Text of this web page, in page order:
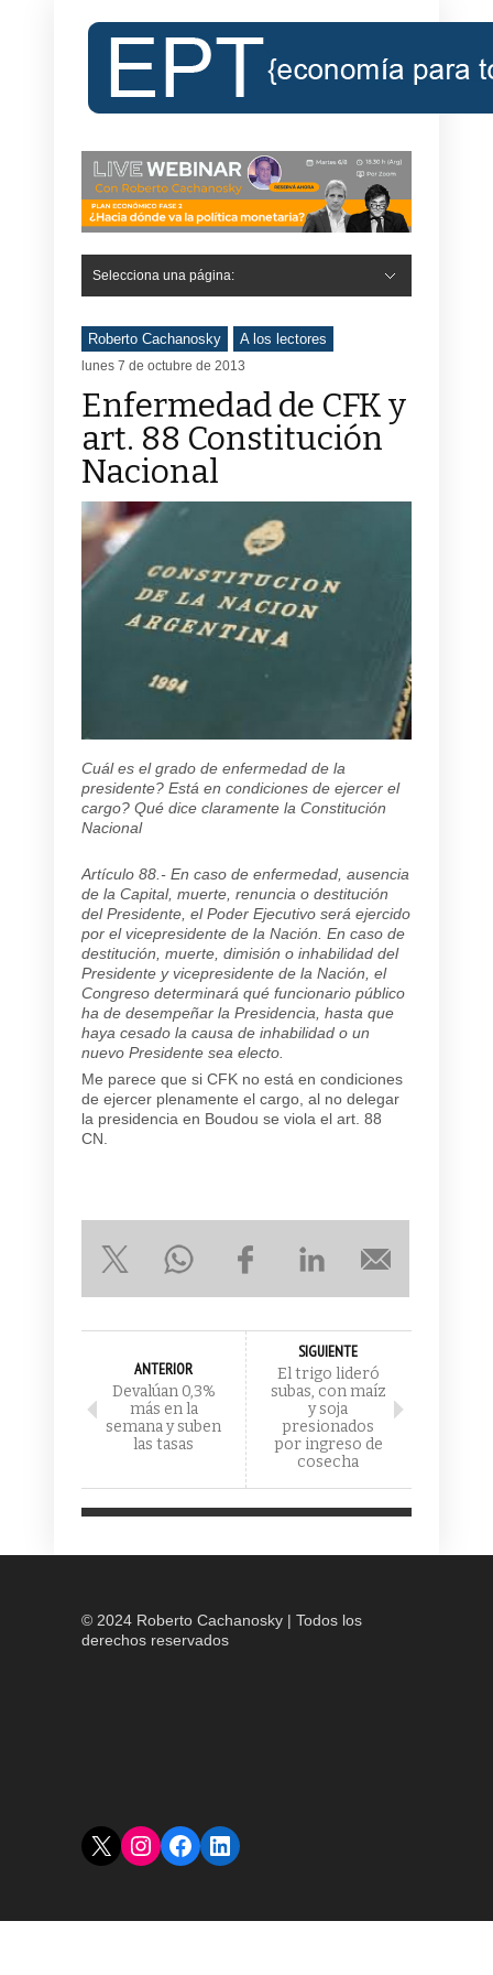
Selecciona una página:
Roberto Cachanosky A los lectores
lunes 7 de octubre de 2013
Enfermedad de CFK y
art. 88 Constitución
Nacional
Cuál es el grado de enfermedad de la
presidente? Está en condiciones de ejercer el
cargo? Qué dice claramente la Constitución
Nacional
Artículo 88.- En caso de enfermedad, ausencia
de la Capital, muerte, renuncia o destitución
del Presidente, el Poder Ejecutivo será ejercido
por el vicepresidente de la Nación. En caso de
destitución, muerte, dimisión o inhabilidad del
Presidente y vicepresidente de la Nación, el
Congreso determinará qué funcionario público
ha de desempeñar la Presidencia, hasta que
haya cesado la causa de inhabilidad o un
nuevo Presidente sea electo.
Me parece que si CFK no está en condiciones
de ejercer plenamente el cargo, al no delegar
la presidencia en Boudou se viola el art. 88
CN.
ANTERIOR
Devalúan 0,3%
más en la
semana y suben
las tasas
SIGUIENTE
El trigo lideró
subas, con maíz
y soja
presionados
por ingreso de
cosecha
© 2024 Roberto Cachanosky | Todos los
derechos reservados
X Instagram
Facebook
LinkedIn